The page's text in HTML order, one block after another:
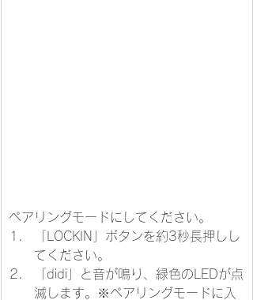
ペアリングモードにしてください。
「LOCKIN」ボタンを約3秒長押しし
てください。
​「didi」と音が鳴り、緑色のLEDが点
滅します。※ペアリングモードに入